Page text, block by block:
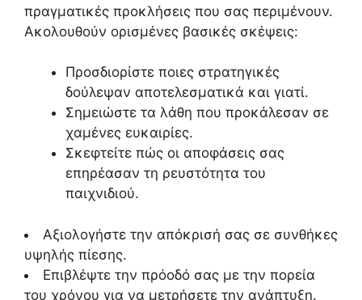
πραγματικές προκλήσεις που σας περιμένουν.
Ακολουθούν ορισμένες βασικές σκέψεις:
Προσδιορίστε ποιες στρατηγικές
δούλεψαν αποτελεσματικά και γιατί.
Σημειώστε τα λάθη που προκάλεσαν σε
χαμένες ευκαιρίες.
Σκεφτείτε πώς οι αποφάσεις σας
επηρέασαν τη ρευστότητα του
παιχνιδιού.
Αξιολογήστε την απόκρισή σας σε συνθήκες
υψηλής πίεσης.
Επιβλέψτε την πρόοδό σας με την πορεία
του χρόνου για να μετρήσετε την ανάπτυξη.